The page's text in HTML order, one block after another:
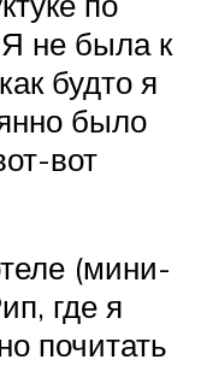
не была к
будто я
было
вот
(мини-
где я
почитать